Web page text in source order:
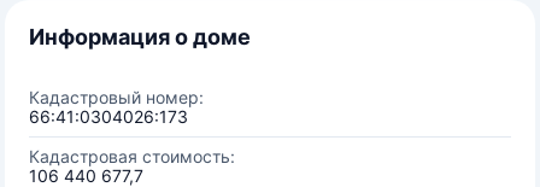
Информация о доме
Кадастровый номер:
66:41:0304026:173
Кадастровая стоимость:
106 440 677,7